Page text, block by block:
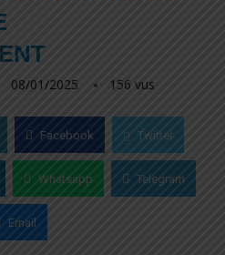
08/01/2025 156 vus
Facebook Twitter
Whatsapp Telegram
Email